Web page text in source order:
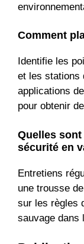
Comment
Identifie les
et les stations
applications
pour obtenir
Quelles
sécurité en
Entretiens
une trousse
sur les règles
sauvage dans